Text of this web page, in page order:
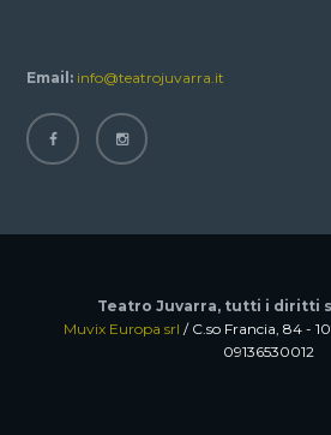
Email: info@teatrojuvarra.it
Teatro Juvarra, tutti i diritti
Muvix Europa srl / C.so Francia, 84 -
09136530012